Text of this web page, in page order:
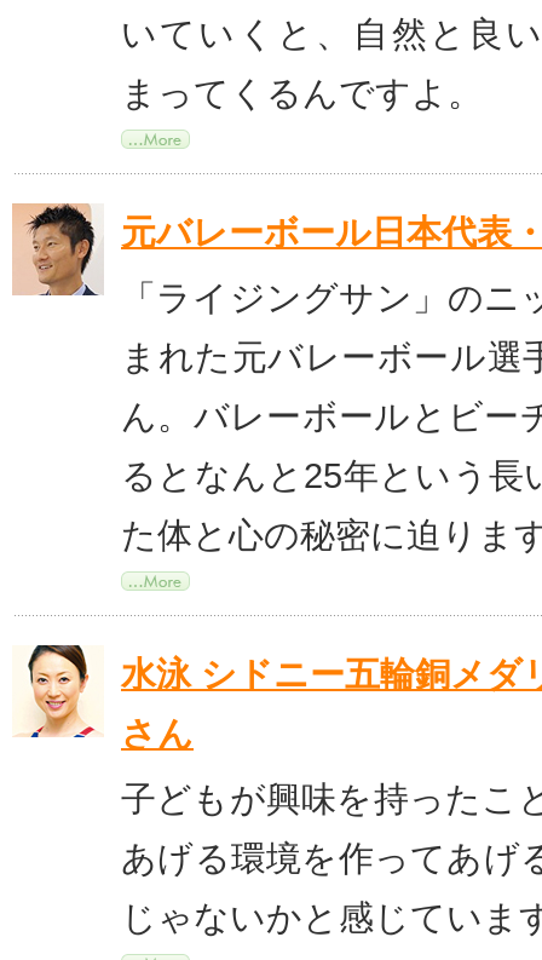
いていくと、自然と良
まってくるんですよ。
元バレーボール日本代表
「ライジングサン」のニ
まれた元バレーボール選
ん。バレーボールとビー
るとなんと25年という長
た体と心の秘密に迫りま
水泳 シドニー五輪銅メダ
さん
子どもが興味を持ったこ
あげる環境を作ってあげ
じゃないかと感じていま